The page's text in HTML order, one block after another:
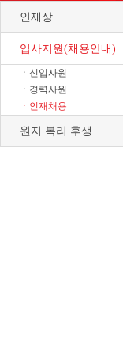
인재상
입사지원(채용안내)
ㆍ신입사원
ㆍ경력사원
ㆍ인재채용
원지 복리 후생